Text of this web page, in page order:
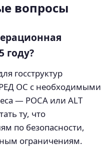
вопросы
году?
госструктур
ОС с необходимыми
— РОСА или ALT
ту, что
по безопасности,
ограничениям.